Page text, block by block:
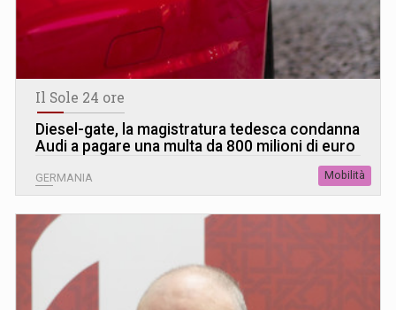
Il Sole 24 ore
Diesel-gate, la magistratura tedesca condanna
Audi a pagare una multa da 800 milioni di euro
GERMANIA Mobilità